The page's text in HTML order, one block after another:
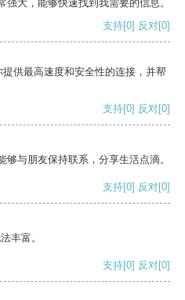
大，能够快速找到我需要的信息。
支持[0] 反对[0]
供最高速度和安全性的连接，并帮
支持[0] 反对[0]
与朋友保持联系，分享生活点滴。
支持[0] 反对[0]
丰富。
支持[0] 反对[0]